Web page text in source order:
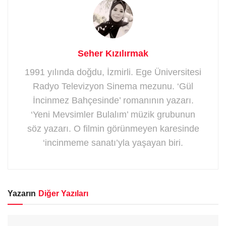
Seher Kızılırmak
1991 yılında doğdu, İzmirli. Ege Üniversitesi
Radyo Televizyon Sinema mezunu. ‘Gül
İncinmez Bahçesinde’ romanının yazarı.
‘Yeni Mevsimler Bulalım’ müzik grubunun
söz yazarı. O filmin görünmeyen karesinde
‘incinmeme sanatı’yla yaşayan biri.
Yazarın Diğer Yazıları